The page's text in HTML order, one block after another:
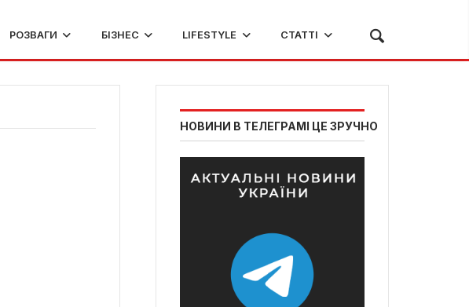
РОЗВАГИ БІЗНЕС LIFESTYLE СТАТТІ
НОВИНИ В ТЕЛЕГРАМІ ЦЕ ЗРУЧНО